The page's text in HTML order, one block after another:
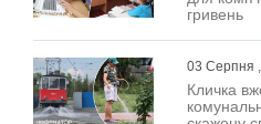
гривень
03 Серпня
Кличка